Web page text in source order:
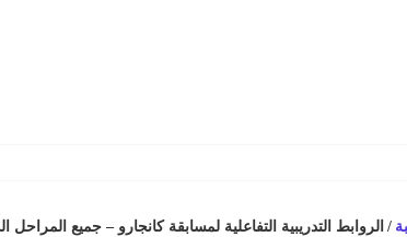
/ الروابط التدريبية التفاعلية لمسابقة كانجارو – جميع المراحل